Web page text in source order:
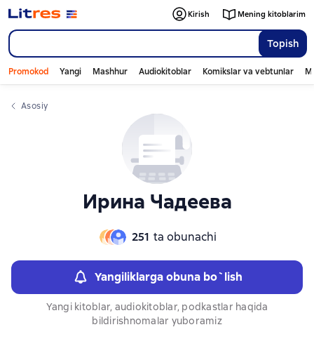
Topish
Kirish Mening kitoblarim
Promokod Yangi Mashhur Audiokitoblar Komikslar va vebtunlar
Asosiy
Ирина Чадеева
251 ta obunachi
Yangiliklarga obuna bo`lish
Yangi kitoblar, audiokitoblar, podkastlar haqida
bildirishnomalar yuboramiz
Слайдер с книгами